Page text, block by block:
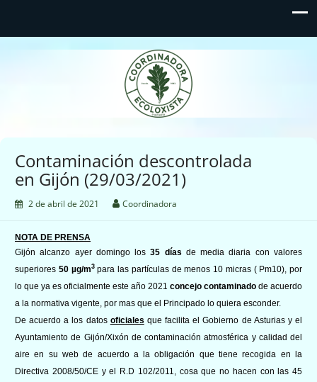
Coordinadora Ecoloxista
d'Asturies
Contaminación descontrolada
en Gijón (29/03/2021)
2 de abril de 2021 Coordinadora
NOTA DE PRENSA
Gijón alcanzo ayer domingo los35 días de media diaria con valores
superiores 50µg/m3 para las partículas de menos 10 micras (Pm10) , por
lo que ya es oficialmente este año 2021 concejo contaminado de acuerdo
a la normativa vigente , por mas que el Principado lo quiera esconder.
De acuerdo a los datos oficiales quefacilita el Gobierno de Asturias y el
Ayuntamiento de Gijón/Xixón de contaminación atmosférica y calidad del
aire en su web de acuerdo a la obligación que tiene recogida en la
Directiva 2008/50/CE y el R.D 102/2011, cosa que no hacen con las 45